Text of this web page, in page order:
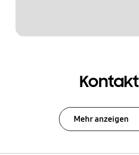
Kontakt
Mehr anzeigen